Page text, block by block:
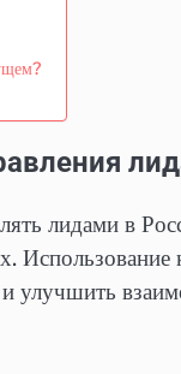
лидами в
Использование
улучшить